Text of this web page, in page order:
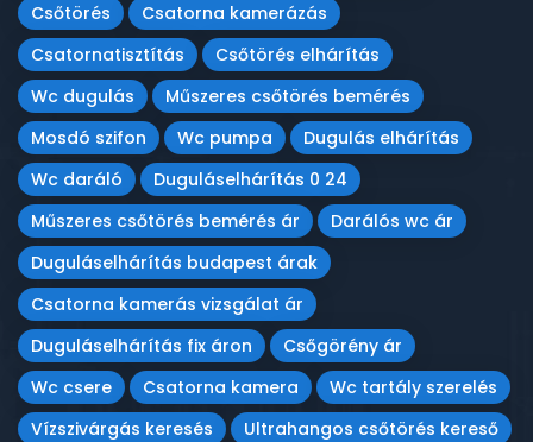
Csőtörés
Csatorna kamerázás
Csatornatisztítás
Csőtörés elhárítás
Wc dugulás
Műszeres csőtörés bemérés
Mosdó szifon
Wc pumpa
Dugulás elhárítás
Wc daráló
Duguláselhárítás 0 24
Műszeres csőtörés bemérés ár
Darálós wc ár
Duguláselhárítás budapest árak
Csatorna kamerás vizsgálat ár
Duguláselhárítás fix áron
Csőgörény ár
Wc csere
Csatorna kamera
Wc tartály szerelés
Vízszivárgás keresés
Ultrahangos csőtörés kereső